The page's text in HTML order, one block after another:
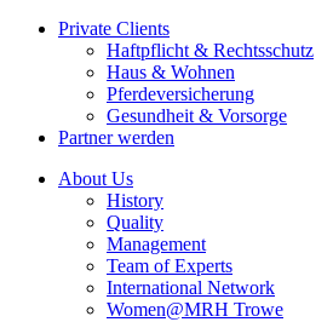
Private Clients
Haftpflicht & Rechtsschutz
Haus & Wohnen
Pferdeversicherung
Gesundheit & Vorsorge
Partner werden
About Us
History
Quality
Management
Team of Experts
International Network
Women@MRH Trowe